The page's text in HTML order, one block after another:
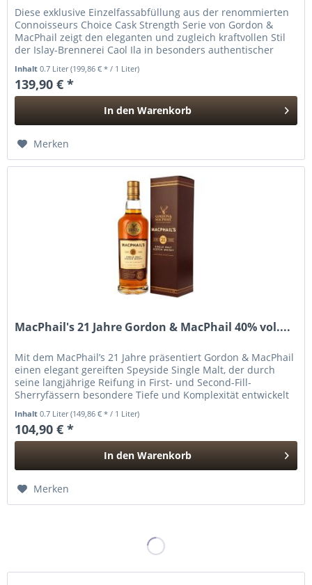
Diese exklusive Einzelfassabfüllung aus der renommierten
Connoisseurs Choice Cask Strength Serie von Gordon &
MacPhail zeigt den eleganten und zugleich kraftvollen Stil
der Islay-Brennerei Caol Ila in besonders authentischer
Inhalt0.7 Liter(199,86 € * / 1 Liter)
139,90 € *
In den Warenkorb
Merken
MacPhail's 21 Jahre Gordon & MacPhail 40% vol....
Mit dem MacPhail’s 21 Jahre präsentiert Gordon & MacPhail
einen elegant gereiften Speyside Single Malt, der durch
seine langjährige Reifung in First- und Second-Fill-
Sherryfässern besondere Tiefe und Komplexität entwickelt
Inhalt0.7 Liter(149,86 € * / 1 Liter)
104,90 € *
In den Warenkorb
Merken